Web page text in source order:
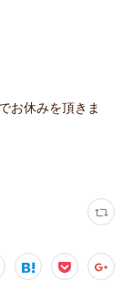
お休みを頂きま